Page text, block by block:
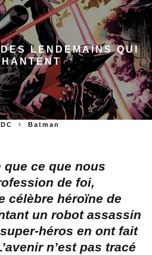
LENDEMAINS QUI
Batman
que ce que nous
de foi,
célèbre héroïne de
un robot assassin
héros en ont fait
n’est pas tracé